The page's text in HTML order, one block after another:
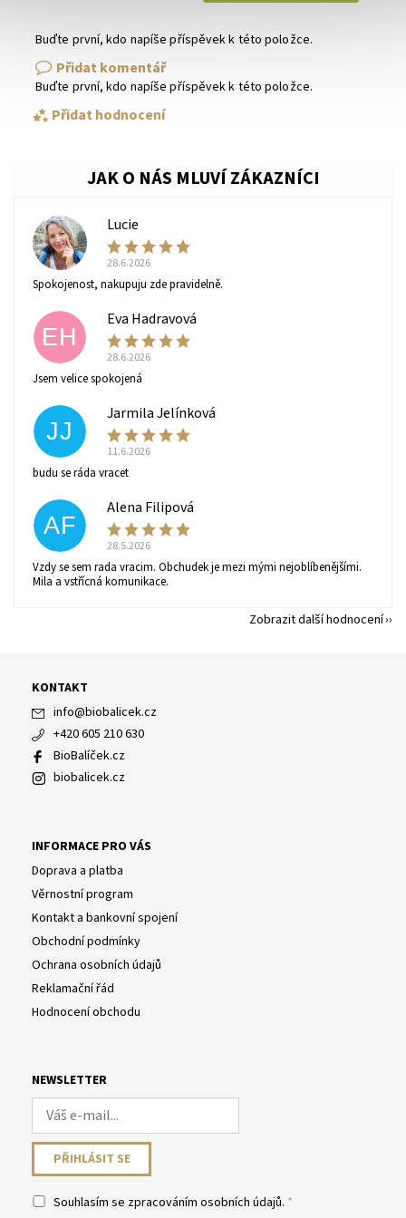
Buďte první, kdo napíše příspěvek k této položce.
Přidat komentář
Buďte první, kdo napíše příspěvek k této položce.
Přidat hodnocení
Vaše osobní údaje budou zpracovány dle
ochrany osobních údajů
L
Lucie
28.6.2026
Spokojenost, nakupuju zde pravidelně.
EH
Eva Hadravová
28.6.2026
Jsem velice spokojená
JJ
Jarmila Jelínková
11.6.2026
budu se ráda vracet
AF
Alena Filipová
28.5.2026
Vzdy se sem rada vracim. Obchudek je mezi mými nejoblíbenějšími.
Mila a vstřícná komunikace.
Zobrazit další hodnocení
KONTAKT
info@biobalicek.cz
+420 605 210 630
BioBalíček.cz
biobalicek.cz
INFORMACE PRO VÁS
Doprava a platba
Věrnostní program
Kontakt a bankovní spojení
Obchodní podmínky
Ochrana osobních údajů
Reklamační řád
Hodnocení obchodu
NEWSLETTER
Souhlasím se zpracováním osobních údajů.